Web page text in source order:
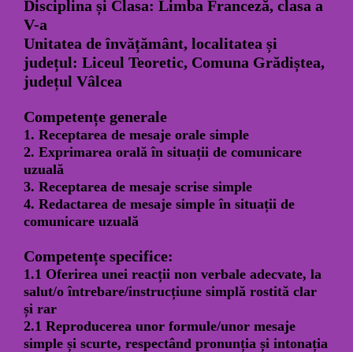
Disciplina și Clasa: Limba Franceză, clasa a
V-a
Unitatea de învățământ, localitatea și
județul: Liceul Teoretic, Comuna Grădiștea,
județul Vâlcea
Competențe generale
1. Receptarea de mesaje orale simple
2. Exprimarea orală în situații de comunicare
uzuală
3. Receptarea de mesaje scrise simple
4. Redactarea de mesaje simple în situații de
comunicare uzuală
Competențe specifice:
1.1 Oferirea unei reacții non verbale adecvate, la
salut/o întrebare/instrucțiune simplă rostită clar
și rar
2.1 Reproducerea unor formule/unor mesaje
simple și scurte, respectând pronunția și intonația